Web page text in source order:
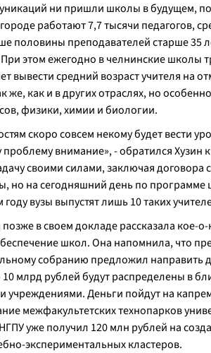
ни пришли школы в будущем,
работают 7,7 тысячи педагогов,
половины преподавателей старше 35
При этом ежегодно в челнинские школы
вывести средний возраст учителя на
как и в других отраслях, но
физики, химии и биологии.
скоро совсем некому будет вести
проблему внимание», - обратился Хузин
своими силами, заключая договора
но на сегодняшний день по программе
году вузы выпустят лишь 10 таких
в своем докладе рассказала кое-
школ. Она напомнила, что
собранию предложил направить
10 млрд рублей будут распределены в
Деньги пойдут на
межфакультетских технопарков
уже получил 120 млн рублей на
экспериментальных кластеров.